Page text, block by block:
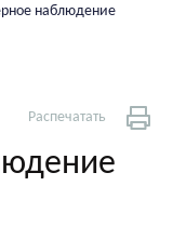
наблюдение
Распечатать